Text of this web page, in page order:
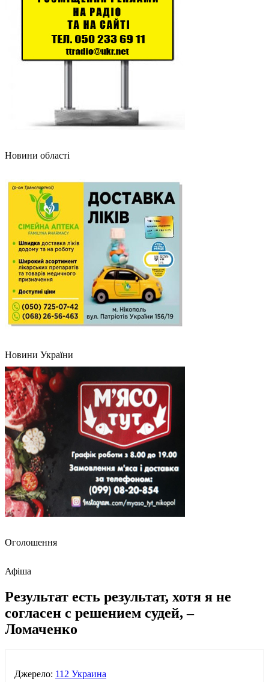
Новини області
Новини України
Оголошення
Афіша
Результат есть результат, хотя я не
согласен с решением судей, –
Ломаченко
Джерело: 112 Украина